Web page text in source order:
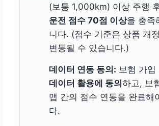
(보통 1,000km) 이상 주행
운전 점수 70점 이상을 충족
니다. (점수 기준은 상품 개
변동될 수 있습니다.)
데이터 연동 동의: 보험 가입
데이터 활용에 동의하고, 보
맵 간의 점수 연동을 완료해
다.